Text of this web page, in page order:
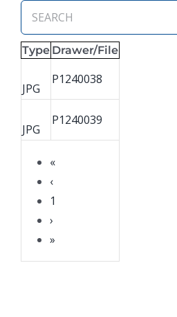
Type Drawer/File
«
‹
1
›
»
JPG
P1240038
JPG
P1240039